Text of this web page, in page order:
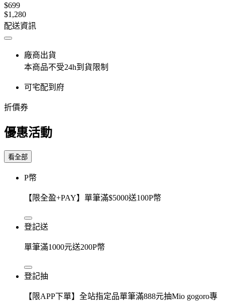
$699
$1,280
配送資訊
廠商出貨
本商品不受24h到貨限制
可宅配到府
折價券
優惠活動
看全部
P幣
【限全盈+PAY】單筆滿$5000送100P幣
登記送
單筆滿1000元送200P幣
登記抽
【限APP下單】全站指定品單筆滿888元抽Mio gogoro專